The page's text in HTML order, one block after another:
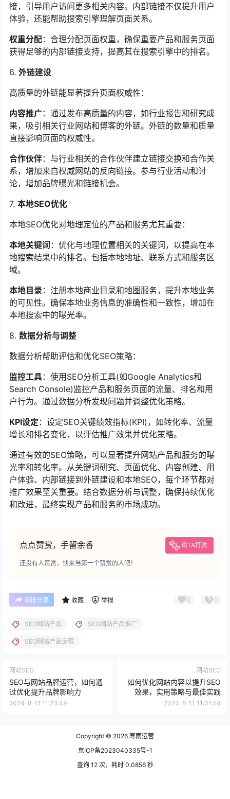
接，引导用户访问更多相关内容。内部链接不仅提升用户
体验，还能帮助搜索引擎理解页面关系。
权重分配：合理分配页面权重，确保重要产品和服务页面
获得足够的内部链接支持，提高其在搜索引擎中的排名。
6. 外链建设
高质量的外链能显著提升页面权威性：
内容推广：通过发布高质量的内容，如行业报告和研究成
果，吸引相关行业网站和博客的外链。外链的数量和质量
直接影响页面的权威性。
合作伙伴：与行业相关的合作伙伴建立链接交换和合作关
系，增加来自权威网站的反向链接。参与行业活动和讨
论，增加品牌曝光和链接机会。
7. 本地SEO优化
本地SEO优化对地理定位的产品和服务尤其重要：
本地关键词 ：优化与地理位置相关的关键词，以提高在本
地搜索结果中的排名。包括本地地址、联系方式和服务区
域。
本地目录 ：注册本地商业目录和地图服务，提升本地业务
的可见性。确保本地业务信息的准确性和一致性，增加在
本地搜索中的曝光率。
8. 数据分析与调整
数据分析帮助评估和优化SEO策略：
监控工具：使用SEO分析工具(如Google Analytics和
Search Console)监控产品和服务页面的流量、排名和用
户行为。通过数据分析发现问题并调整优化策略。
KPI设定 ：设定SEO关键绩效指标(KPI)，如转化率、流量
增长和排名变化，以评估推广效果并优化策略。
通过有效的SEO策略，可以显著提升网站产品和服务的曝
光率和转化率。从关键词研究、页面优化、内容创建、用
户体验、内部链接到外链建设和本地SEO，每个环节都对
推广效果至关重要。结合数据分析与调整，确保持续优化
和改进，最终实现产品和服务的市场成功。
点点赞赏，手留余香 给TA打赏
还没有人赞赏，快来当第一个赞赏的人吧！
海报分享 收藏 举报 0 0
SEO网站产品 SEO网站产品推广
SEO网站产品运营
网站SEO
SEO与网站品牌运营，如何通
过优化提升品牌影响力
2024-8-11 11:23:49
网站SEO
如何优化网站内容以提升SEO
效果，实用策略与最佳实践
2024-8-11 11:31:54
Copyright © 2026 寒雨运营
京ICP备2023040335号-1
查询 12 次，耗时 0.0856 秒